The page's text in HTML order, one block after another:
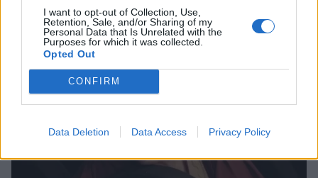
I want to opt-out of Collection, Use,
Retention, Sale, and/or Sharing of my
Personal Data that Is Unrelated with the
Purposes for which it was collected.
Opted Out
CONFIRM
Data Deletion Data Access Privacy Policy
SHOWBIZ
Άννα Μπεζάν: Οι άκρως τρυφερές
στιγμές στη Μύκονο αγκαλιά με την
κόρη της και η πρόταση γάμου
Ελένη Ράντου: Συγκινεί το ύστατο